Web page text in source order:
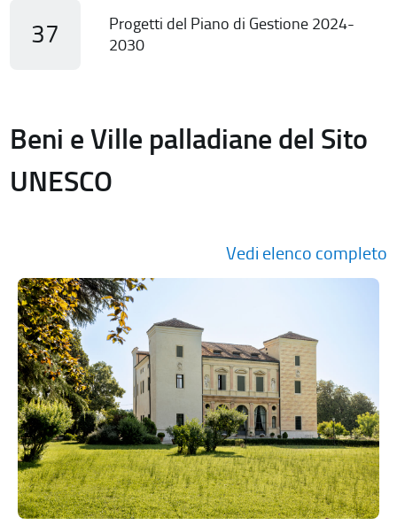
37
Progetti del Piano di Gestione 2024-
2030
Beni e Ville palladiane del Sito
UNESCO
Vedi elenco completo